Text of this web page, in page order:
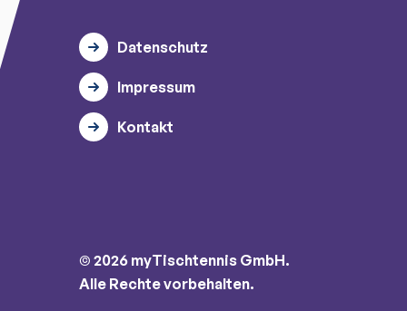
Datenschutz
Impressum
Kontakt
© 2026 myTischtennis GmbH.
Alle Rechte vorbehalten.